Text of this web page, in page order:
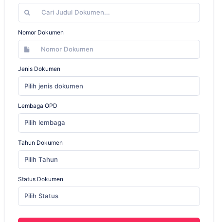
Nomor Dokumen
Jenis Dokumen
Pilih jenis dokumen
Lembaga OPD
Pilih lembaga
Tahun Dokumen
Pilih Tahun
Status Dokumen
Pilih Status